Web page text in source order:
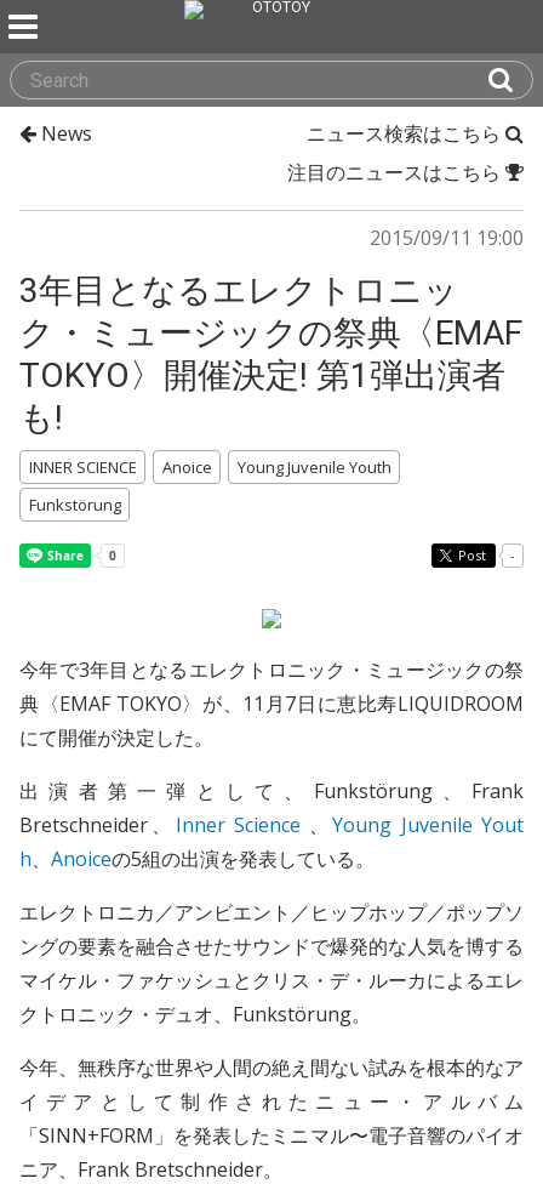
News
ニュース検索はこちら
注目のニュースはこちら
2015/09/11 19:00
3年目となるエレクトロニッ
ク・ミュージックの祭典〈EMAF
TOKYO〉開催決定! 第1弾出演者
も!
INNER SCIENCE Anoice
Young Juvenile Youth
Funkstörung
Post -
今年で3年目となるエレクトロニック・ミュージックの祭
典〈EMAF TOKYO〉が、11月7日に恵比寿LIQUIDROOM
にて開催が決定した。
出演者第一弾として、Funkstörung、Frank
Bretschneider、 Inner Science 、Young Juvenile Yout
h、 Anoiceの5組の出演を発表している。
エレクトロニカ／アンビエント／ヒップホップ／ポップソ
ングの要素を融合させたサウンドで爆発的な人気を博する
マイケル・ファケッシュとクリス・デ・ルーカによるエレ
クトロニック・デュオ、Funkstörung。
今年、無秩序な世界や人間の絶え間ない試みを根本的なア
イデアとして制作されたニュー・アルバム
「SINN+FORM」を発表したミニマル〜電子音響のパイオ
ニア、Frank Bretschneider。